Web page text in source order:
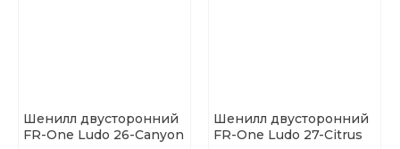
Шенилл двусторонний
FR-One Ludo 26-Canyon
Шенилл двусторонний
FR-One Ludo 27-Citrus